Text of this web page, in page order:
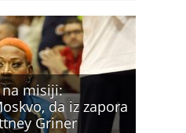
misiji:
da iz zapora
Griner